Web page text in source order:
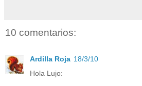
10 comentarios:
Ardilla Roja 18/3/10
Hola Lujo: